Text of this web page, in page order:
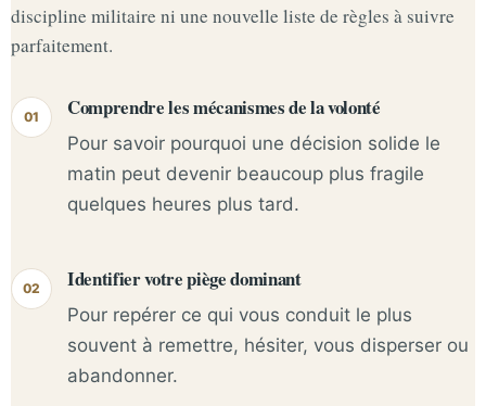
discipline militaire ni une nouvelle liste de règles à suivre
parfaitement.
Comprendre les mécanismes de la volonté
Pour savoir pourquoi une décision solide le
matin peut devenir beaucoup plus fragile
quelques heures plus tard.
Identifier votre piège dominant
Pour repérer ce qui vous conduit le plus
souvent à remettre, hésiter, vous disperser ou
abandonner.